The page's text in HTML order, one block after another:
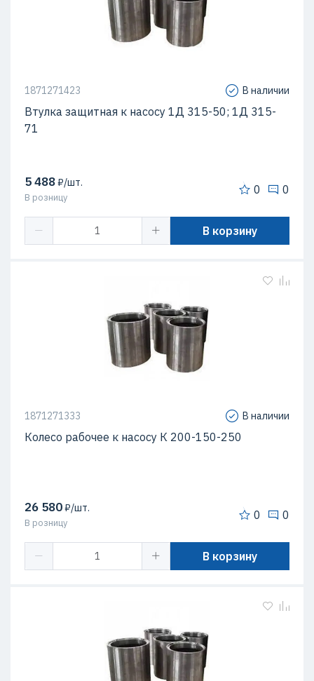
1871271423 В наличии
Втулка защитная к насосу 1Д 315-50; 1Д 315-
71
5 488₽/шт.
В розницу
0 0
В корзину
1871271333 В наличии
Колесо рабочее к насосу К 200-150-250
26 580₽/шт.
В розницу
0 0
В корзину